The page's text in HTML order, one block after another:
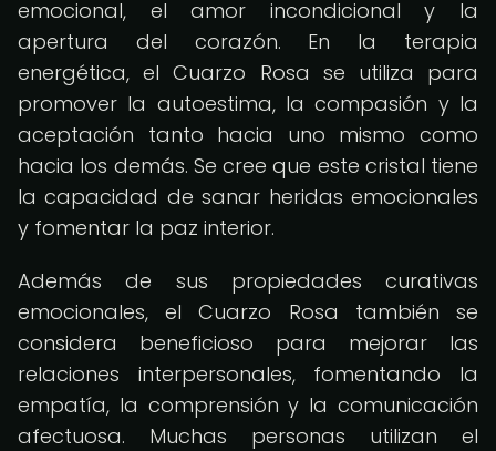
emocional, el amor incondicional y la
apertura del corazón. En la terapia
energética, el Cuarzo Rosa se utiliza para
promover la autoestima, la compasión y la
aceptación tanto hacia uno mismo como
hacia los demás. Se cree que este cristal tiene
la capacidad de sanar heridas emocionales
y fomentar la paz interior.
Además de sus propiedades curativas
emocionales, el Cuarzo Rosa también se
considera beneficioso para mejorar las
relaciones interpersonales, fomentando la
empatía, la comprensión y la comunicación
afectuosa. Muchas personas utilizan el